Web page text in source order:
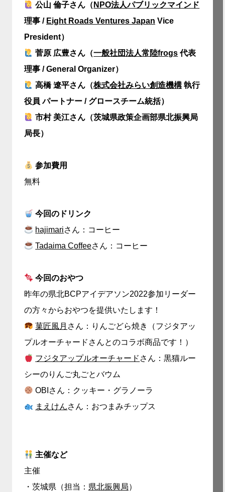
公山 倫子さん（ NPO法人パブリックマインド
理事 / Eight Roads Ventures Japan Vice
President）
菅原 広豊さん（一般社団法人常陸frogs 代表
理事 / General Organizer）
高橋 遼平さん（株式会社みらい創造機構執行
役員 パートナー / グロースチーム統括）
市村 美江さん（茨城県政策企画部県北振興局
局長）
参加費用
無料
今回のドリンク
hajimariさん：コーヒー
Tadaima Coffeeさん：コーヒー
今回のおやつ
昨年の県北BCPアイデアソン2022参加リーダー
の方々からおやつを提供いたします！
菓匠風月 さん：りんごどら焼き（フジタアッ
プルオーチャードさんとのコラボ商品です！）
フジタアップルオーチャード さん：黒猫ルー
シーのりんご丸ごとバウム
OBIさん：クッキー・グラノーラ
まえけんさん：おつまみチップス
主催など
主催
・茨城県（担当： 県北振興局）